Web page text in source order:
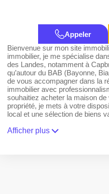
Appeler
Bienvenue sur mon site
immobilier, je me spécialise
des Landes, notamment à
qu’autour du BAB (Bayonne,
de vous accompagner dans la
immobilier avec
souhaitiez acheter la maison
propriété, je mets à votre
local et une sélection de biens
Ensemble, donnons vie à vos
Afficher plus